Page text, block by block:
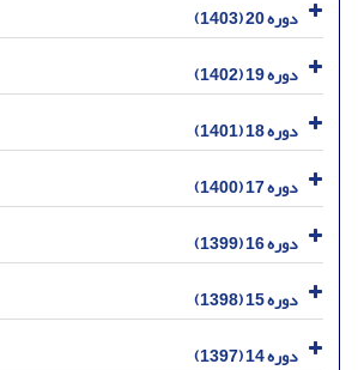
دوره 20 (1403)
دوره 19 (1402)
دوره 18 (1401)
دوره 17 (1400)
دوره 16 (1399)
دوره 15 (1398)
دوره 14 (1397)